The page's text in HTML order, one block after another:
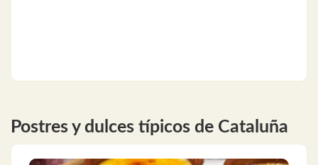
Postres y dulces típicos de Cataluña